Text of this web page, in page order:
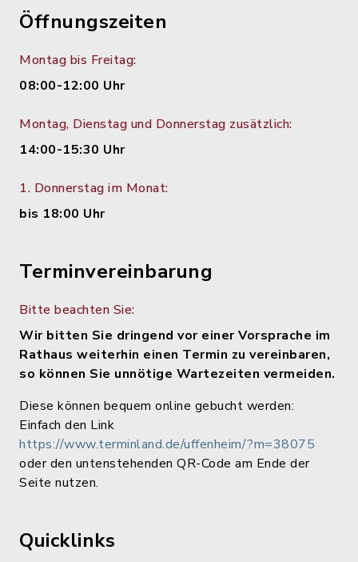
Öffnungszeiten
Montag bis Freitag:
08:00-12:00 Uhr
Montag, Dienstag und Donnerstag zusätzlich:
14:00-15:30 Uhr
1. Donnerstag im Monat:
bis 18:00 Uhr
Terminvereinbarung
Bitte beachten Sie:
Wir bitten Sie dringend vor einer Vorsprache im
Rathaus weiterhin einen Termin zu vereinbaren,
so können Sie unnötige Wartezeiten vermeiden.
Diese können bequem online gebucht werden:
Einfach den Link
https://www.terminland.de/uffenheim/?m=38075
oder den untenstehenden QR-Code am Ende der
Seite nutzen.
Quicklinks